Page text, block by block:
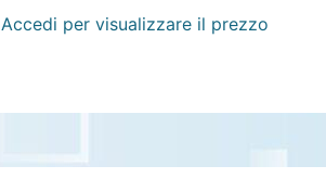
Accedi per visualizzare il prezzo